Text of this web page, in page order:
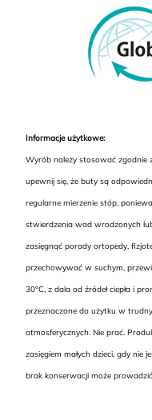
Informacje użytkowe:
Wyrób należy stosować zgodnie
upewnij się, że buty są
regularne mierzenie stóp,
stwierdzenia wad wrodzonych
zasięgnąć porady ortopedy,
przechowywać w suchym,
30°C, z dala od źródeł ciepła i
przeznaczone do użytku w
atmosferycznych. Nie prać.
zasięgiem małych dzieci, gdy nie
brak konserwacji może